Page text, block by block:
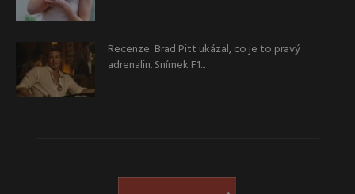
Recenze: Brad Pitt ukázal, co je to pravý
adrenalin. Snímek F1...